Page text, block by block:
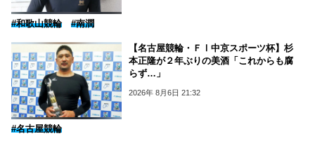
#和歌山競輪 #南潤
【名古屋競輪・ＦⅠ中京スポーツ杯】杉
本正隆が２年ぶりの美酒「これからも腐
らず…」
2026年 8月6日 21:32
#名古屋競輪